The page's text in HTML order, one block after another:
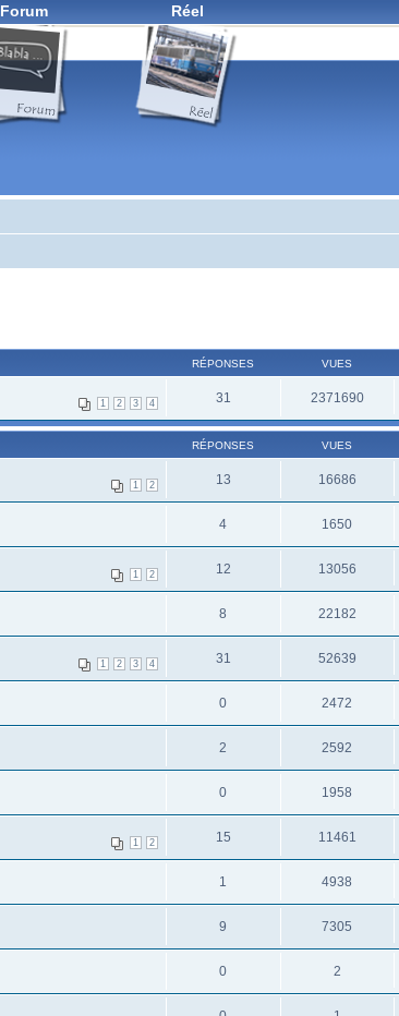
Forum Réel
RÉPONSES VUES
1 2 3 4 31 2371690
RÉPONSES VUES
1 2 13 16686
4 1650
1 2 12 13056
8 22182
1 2 3 4 31 52639
0 2472
2 2592
0 1958
1 2 15 11461
1 4938
9 7305
0 2